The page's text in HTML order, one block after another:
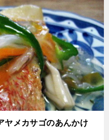
ヤメカサゴのあんかけ